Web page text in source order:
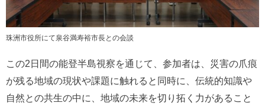
珠洲市役所にて泉谷満寿裕市長との会談
この2日間の能登半島視察を通じて、参加者は、災害の爪痕
が残る地域の現状や課題に触れると同時に、伝統的知識や
自然との共生の中に、地域の未来を切り拓く力があること